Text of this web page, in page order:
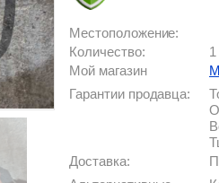
Местоположение:
Количество:
Мой магазин
Гарантии продавца:
Доставка: